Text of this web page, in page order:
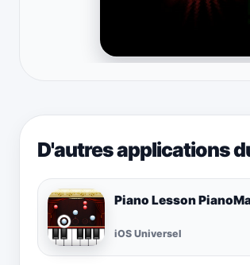
D'autres applications
Piano Lesson
iOS Universel